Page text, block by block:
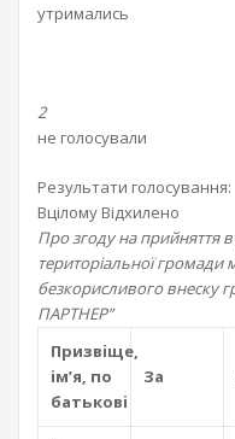
утримались
2
не голосували
Результати голосування:
Вцілому Відхилено
Про згоду на прийняття
територіальної
безкорисливого внеску
ПАРТНЕР”
Призвiще,
iм’я, по
батьковi
За